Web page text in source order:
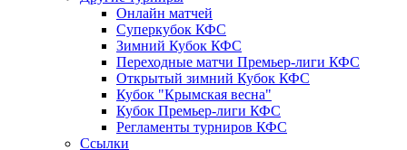
Онлайн матчей
Суперкубок КФС
Зимний Кубок КФС
Переходные матчи Премьер-лиги КФС
Открытый зимний Кубок КФС
Кубок "Крымская весна"
Кубок Премьер-лиги КФС
Регламенты турниров КФС
Ссылки